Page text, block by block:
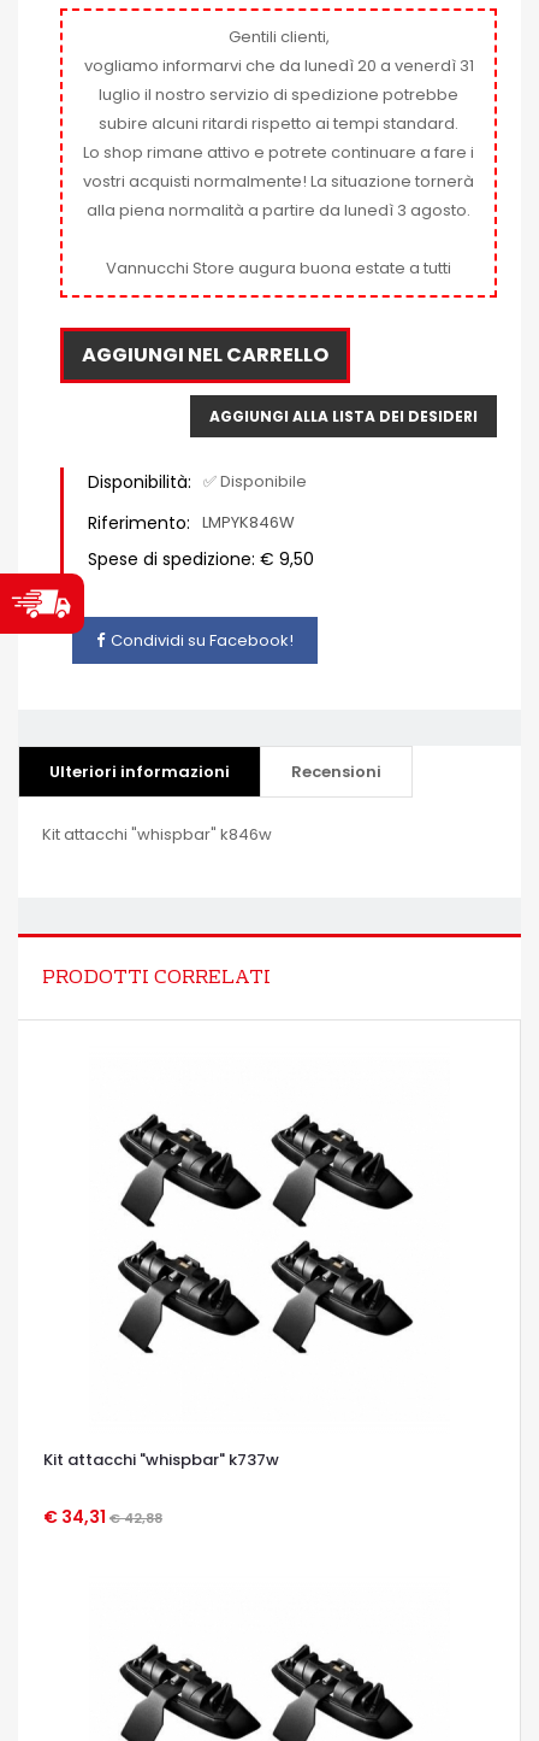
Gentili clienti,
vogliamo informarvi che da lunedì 20 a venerdì 31
luglio il nostro servizio di spedizione potrebbe
subire alcuni ritardi rispetto ai tempi standard.
Lo shop rimane attivo e potrete continuare a fare i
vostri acquisti normalmente! La situazione tornerà
alla piena normalità a partire da lunedì 3 agosto.
Vannucchi Store augura buona estate a tutti
AGGIUNGI NEL CARRELLO
AGGIUNGI ALLA LISTA DEI DESIDERI
Disponibilità: ✅ Disponibile
Riferimento: LMPYK846W
Spese di spedizione: € 9,50
Condividi su Facebook!
Ulteriori informazioni Recensioni
Kit attacchi "whispbar" k846w
PRODOTTI CORRELATI
Kit attacchi "whispbar" k737w
€ 34,31 € 42,88
OCCHIATA VELOCE